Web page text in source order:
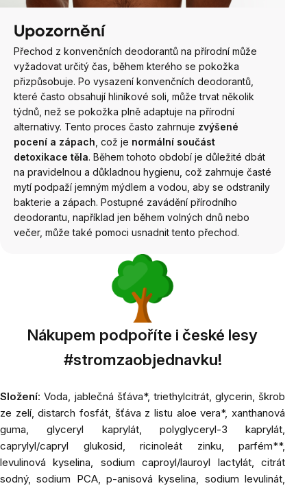
Upozornění
Přechod z konvenčních deodorantů na přírodní může
vyžadovat určitý čas, během kterého se pokožka
přizpůsobuje. Po vysazení konvenčních deodorantů,
které často obsahují hliníkové soli, může trvat několik
týdnů, než se pokožka plně adaptuje na přírodní
alternativy. Tento proces často zahrnuje zvýšené
pocení a zápach, což je normální součást
detoxikace těla. Během tohoto období je důležité dbát
na pravidelnou a důkladnou hygienu, což zahrnuje časté
mytí podpaží jemným mýdlem a vodou, aby se odstranily
bakterie a zápach. Postupné zavádění přírodního
deodorantu, například jen během volných dnů nebo
večer, může také pomoci usnadnit tento přechod.
Nákupem podpoříte i české lesy
#stromzaobjednavku!
Složení: Voda, jablečná šťáva*, triethylcitrát, glycerin, škrob
ze zelí, distarch fosfát, šťáva z listu aloe vera*, xanthanová
guma, glyceryl kaprylát, polyglyceryl-3 kaprylát,
caprylyl/capryl glukosid, ricinoleát zinku, parfém**,
levulinová kyselina, sodium caproyl/lauroyl lactylát, citrát
sodný, sodium PCA, p-anisová kyselina, sodium levulinát,